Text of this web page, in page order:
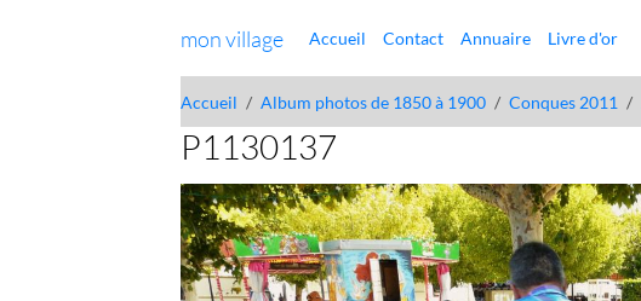
mon village Accueil Contact Annuaire Livre d'or
Accueil Album photos de 1850 à 1900 Conques 2011
P1130137